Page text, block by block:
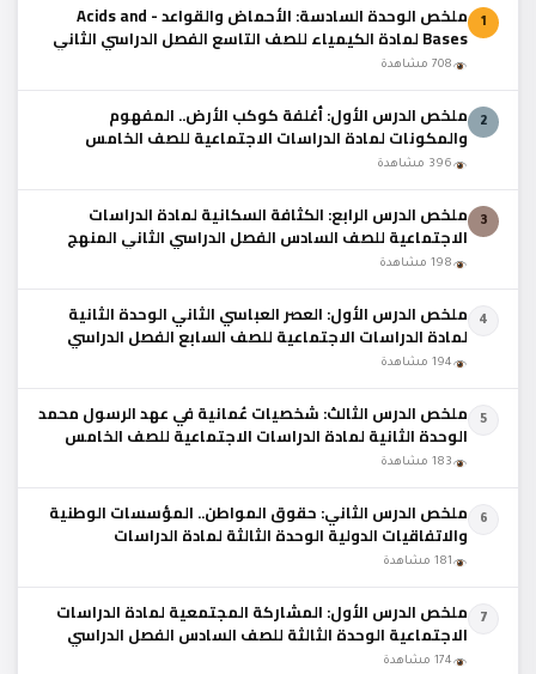
1 ملخص الوحدة السادسة: الأحماض والقواعد - Acids and
Bases لمادة الكيمياء للصف التاسع الفصل الدراسي الثاني
المنهج العماني
708 مشاهدة
2 ملخص الدرس الأول: أغلفة كوكب الأرض.. المفهوم
والمكونات لمادة الدراسات الاجتماعية للصف الخامس
الفصل الدراسي الثاني المنهج العماني
396 مشاهدة
3 ملخص الدرس الرابع: الكثافة السكانية لمادة الدراسات
الاجتماعية للصف السادس الفصل الدراسي الثاني المنهج
العماني
198 مشاهدة
4 ملخص الدرس الأول: العصر العباسي الثاني الوحدة الثانية
لمادة الدراسات الاجتماعية للصف السابع الفصل الدراسي
الثاني المنهج العماني
194 مشاهدة
5 ملخص الدرس الثالث: شخصيات عُمانية في عهد الرسول محمد
الوحدة الثانية لمادة الدراسات الاجتماعية للصف الخامس
الفصل الدراسي الثاني المنهج العماني
183 مشاهدة
6 ملخص الدرس الثاني: حقوق المواطن.. المؤسسات الوطنية
والاتفاقيات الدولية الوحدة الثالثة لمادة الدراسات
الاجتماعية للصف الخامس الفصل الدراسي الثاني
181 مشاهدة
7 ملخص الدرس الأول: المشاركة المجتمعية لمادة الدراسات
الاجتماعية الوحدة الثالثة للصف السادس الفصل الدراسي
الثاني المنهج العماني
174 مشاهدة